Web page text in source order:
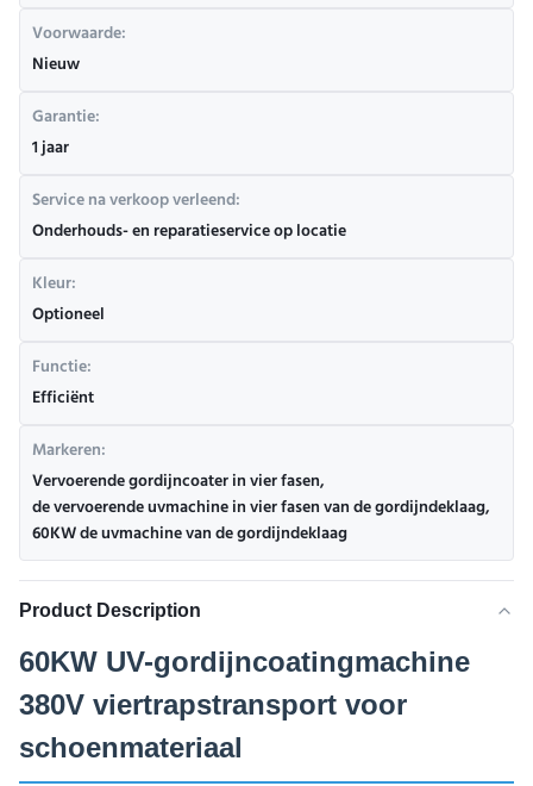
Voorwaarde:
Nieuw
Garantie:
1 jaar
Service na verkoop verleend:
Onderhouds- en reparatieservice op locatie
Kleur:
Optioneel
Functie:
Efficiënt
Markeren:
Vervoerende gordijncoater in vier fasen,
de vervoerende uvmachine in vier fasen van de gordijndeklaag,
60KW de uvmachine van de gordijndeklaag
Product Description
60KW UV-gordijncoatingmachine
380V viertrapstransport voor
schoenmateriaal